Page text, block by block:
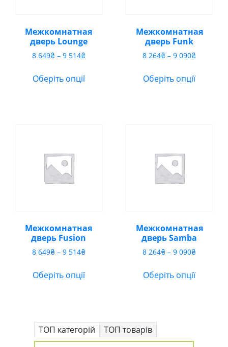
Межкомнатная
дверь Lounge
8 649₴ – 9 514₴Діапазон
від
Оберіть опції
Межкомнатная
дверь Funk
8 264₴ – 9 090₴
від
Оберіть опції
Межкомнатная
дверь Fusion
8 649₴ – 9 514₴Діапазон
від
514₴
Оберіть опції
Межкомнатная
дверь Samba
8 264₴ – 9 090₴
від
Оберіть опції
ТОП категорій ТОП товарів